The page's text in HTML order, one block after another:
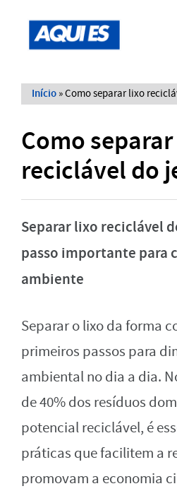
Início »Como separar lixo
Como
reciclável do
Separar lixo reciclável
passo importante para
ambiente
Separar o lixo da forma
primeiros passos para
ambiental no dia a dia.
de 40% dos resíduos
potencial reciclável, é
práticas que facilitem a
promovam a economia